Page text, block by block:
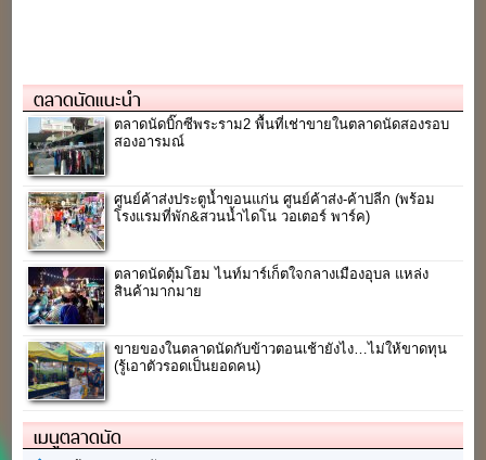
ตลาดนัดแนะนำ
ตลาดนัดบิ๊กซีพระราม2 พื้นที่เช่าขายในตลาดนัดสองรอบ
สองอารมณ์
ศูนย์ค้าส่งประตูน้ำขอนแก่น ศูนย์ค้าส่ง-ค้าปลีก (พร้อม
โรงแรมที่พัก&สวนน้ำไดโน วอเตอร์ พาร์ค)
ตลาดนัดตุ้มโฮม ไนท์มาร์เก็ตใจกลางเมืองอุบล แหล่ง
สินค้ามากมาย
ขายของในตลาดนัดกับข้าวตอนเช้ายังไง…ไม่ให้ขาดทุน
(รู้เอาตัวรอดเป็นยอดคน)
เมนูตลาดนัด